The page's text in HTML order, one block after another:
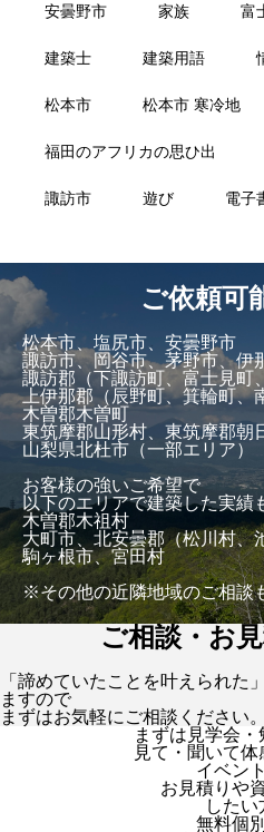
安曇野市 家族 富
建築士 建築用語
松本市 松本市 寒冷地
福田のアフリカの思ひ出
諏訪市 遊び 電子
ご依頼可
松本市、塩尻市、安曇野市
諏訪市、岡谷市、茅野市、伊
諏訪郡（下諏訪町、富士見町
上伊那郡（辰野町、箕輪町、
木曽郡木曽町
東筑摩郡山形村、東筑摩郡朝
山梨県北杜市（一部エリア）
お客様の強いご希望で
以下のエリアで建築した実績
木曽郡木祖村
大町市、北安曇郡（松川村、
駒ヶ根市、宮田村
※その他の近隣地域のご相談
ご相談・お
「諦めていたことを叶えられた
ますので
まずはお気軽にご相談ください。
まずは見学会
見て・聞いて
イベン
お見積りや
したい
無料個